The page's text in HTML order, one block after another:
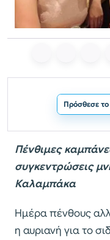
Πρόσθεσε
Πένθιμες
συγκεντρώσεις
Καλαμπάκα
Ημέρα πένθους
η αυριανή για το